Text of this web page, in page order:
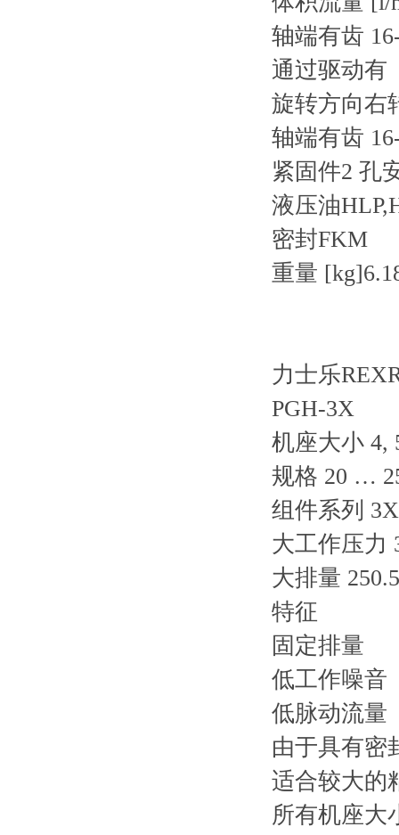
轴端有齿
通过驱动有
旋转方向右
轴端有齿
紧固件2 孔
液压油
密封FKM
重量
力士乐
PGH-3X
机座大小 4,
规格 20 …
组件系列 3X
大工作压力
大排量
特征
固定排量
低工作噪音
低脉动流量
由于具有密
适合较大的
所有机座大